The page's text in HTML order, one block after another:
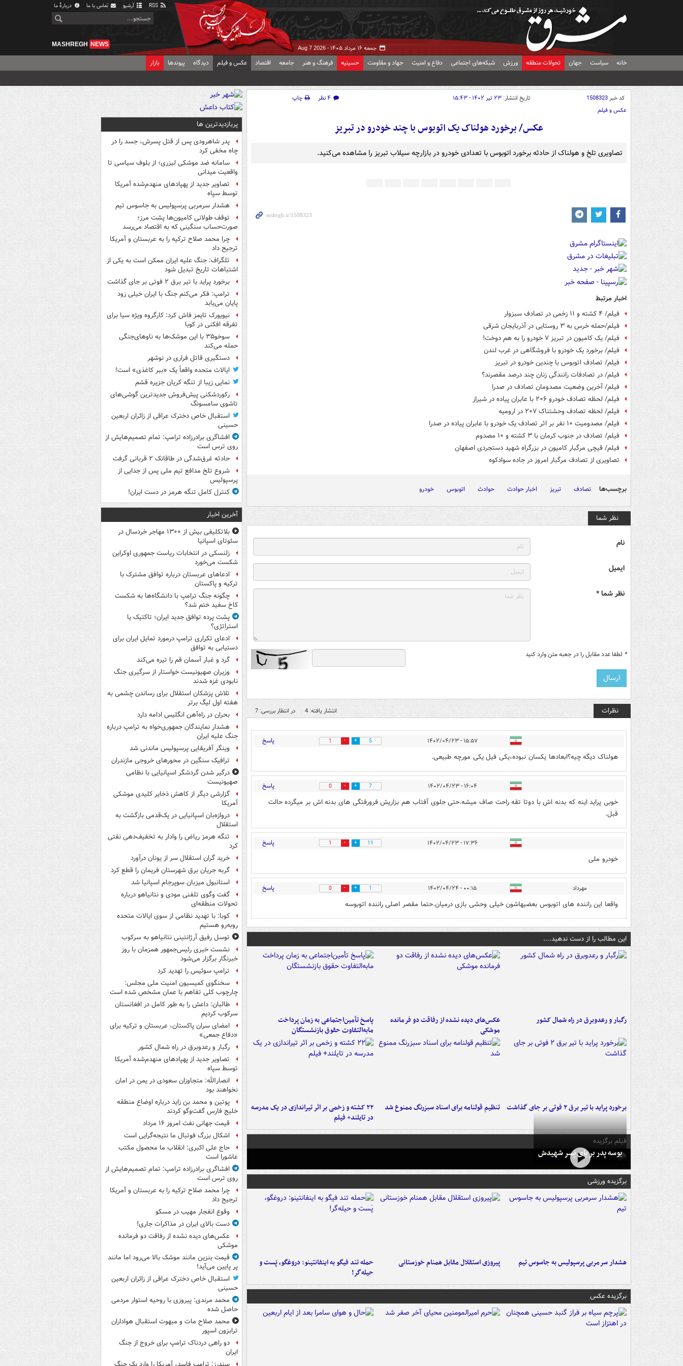
آرشیو تماس با ما دربارهٔ ما
جمعه ۱۶ مرداد ۱۴۰۵ - Aug 7 2026
MASHREGH NEWS
خانه سیاست جهان تحولات منطقه ورزش شبکه‌های اجتماعی دفاع و امنیت جهاد و مقاومت حسینیه فرهنگ و هنر جامعه اقتصاد عکس و فیلم دیدگاه پیوندها بازار
کد خبر1508323 تاریخ انتشار: ۲۳ تیر ۱۴۰۲ - ۱۵:۴۳ ۴ نظر
چاپ
عکس و فیلم
عکس/ برخورد هولناک یک اتوبوس با چند خودرو در تبریز
تصاویری تلخ و هولناک از حادثه برخورد اتوبوس با تعدادی خودرو در بازارچه سیلاب تبریز را مشاهده می‌کنید.
اخبار مرتبط
فیلم/ ۴ کشته و ۱۱ زخمی در تصادف سبزوار
فیلم/حمله خرس به ۳ روستایی در آذربایجان شرقی
فیلم/ یک کامیون در تبریز ۷ خودرو را به هم دوخت!
فیلم/ برخورد یک خودرو با فروشگاهی در غرب لندن
فیلم/ تصادف اتوبوس با چندین خودرو در تبریز
فیلم/ در تصادفات رانندگی زنان چند درصد مقصرند؟
فیلم/ آخرین وضعیت مصدومان تصادف در صدرا
فیلم/ لحظه تصادف خودرو ۲۰۶ با عابران پیاده در شیراز
فیلم/ لحظه تصادف وحشتناک ۲۰۷ در ارومیه
فیلم/ مصدومیت ۱۰ نفر بر اثر تصادف یک خودرو با عابران پیاده در صدرا
فیلم/ تصادف در جنوب کرمان با ۳ کشته و ۱۰ مصدوم
فیلم/ قیچی مرگبار کامیون در بزرگراه شهید دستجردی اصفهان
تصاویری از تصادف مرگبار امروز در جاده سوادکوه
برچسب‌ها تصادف تبریز اخبار حوادث حوادث اتوبوس خودرو
نظر شما
نام
ایمیل
نظر شما *
* لطفا عدد مقابل را در جعبه متن وارد کنید
نظرات انتشار یافته: 4 در انتظار بررسی: 7
۱۵:۵۷ - ۱۴۰۲/۰۴/۲۳ 5
1 پاسخ
هولناک دیگه چیه؟ابعادها یکسان نبوده،یکی فیل یکی مورچه طبیعی.
۱۶:۰۴ - ۱۴۰۲/۰۴/۲۳ 7
0 پاسخ
خوبی پراید اینه که بدنه اش با دوتا تقه راحت صاف میشه.حتی جلوی آفتاب هم بزاریش فرورفتگی های بدنه اش بر میگرده حالت
قبل.
۱۷:۳۶ - ۱۴۰۲/۰۴/۲۳ 11
1 پاسخ
خودرو ملی
مهرداد ۰۰:۱۵ - ۱۴۰۲/۰۴/۲۴ 1
0 پاسخ
واقعا این راننده های اتوبوس بعضیهاشون خیلی وحشی بازی درمیان.حتما مقصر اصلی راننده اتوبوسه
این مطالب را از دست ندهید....
رگبار و رعدوبرق در راه شمال کشور
عکس‌های دیده نشده از رفاقت دو فرمانده‌
موشکی
پاسخ تأمین‌اجتماعی به زمان پرداخت
مابه‌التفاوت حقوق بازنشستگان
برخورد پراید با تیر برق ۲ فوتی بر جای گذاشت تنظیم قولنامه برای اسناد سبزرنگ ممنوع شد
۲۲ کشته و زخمی بر اثر تیراندازی در یک مدرسه
در تایلند+ فیلم
فیلم برگزیده
بوسه‌ پدر بر پای پسر شهیدش
برگزیده ورزشی
هشدار سرمربی پرسپولیس به جاسوس تیم پیروزی استقلال مقابل همنام خوزستانی
حمله تند فیگو به اینفانتینو: دروغگو، پَست‌ و
حیله‌گر!
برگزیده عکس
پربازدیدترین ها
پدر شاهرودی پس از قتل پسرش، جسد را در
چاه مخفی کرد
سامانه ضد موشکی لیزری؛ از بلوف سیاسی تا
واقعیت میدانی
تصاویر جدید از پهپادهای منهدم‌شده آمریکا
توسط سپاه
هشدار سرمربی پرسپولیس به جاسوس تیم
توقف طولانی کامیون‌ها پشت مرز؛
صورت‌حساب سنگینی که به اقتصاد می‌رسد
چرا محمد صلاح ترکیه را به عربستان و آمریکا
ترجیح داد
تلگراف: جنگ علیه ایران ممکن است به یکی از
اشتباهات تاریخ تبدیل شود
برخورد پراید با تیر برق ۲ فوتی بر جای گذاشت
ترامپ: فکر می‌کنم جنگ با ایران خیلی زود
پایان می‌یابد
نیویورک تایمز فاش کرد: کارگروه ویژه سیا برای
تفرقه افکنی در کوبا
سوخو۳۵ با این موشک‌ها به ناوهای‌جنگی
حمله می‌کند
دستگیری قاتل فراری در نوشهر
ایالات متحده واقعاً یک «ببر کاغذی» است!
نمایی زیبا از تنگه کریان جزیره قشم
رکوردشکنی پیش‌فروش جدیدترین گوشی‌های
تاشوی سامسونگ
استقبال خاص دخترک عراقی از زائران اربعین
حسینی
افشاگری برادرزاده ترامپ: تمام تصمیم‌هایش از
روی ترس است
حادثه غرق‌شدگی در طاقانک ۲ قربانی گرفت
شروع تلخ مدافع تیم ملی پس از جدایی از
پرسپولیس
کنترل کامل تنگه هرمز در دست ایران!
آخرین اخبار
بلاتکلیفی بیش از ۱۳۰۰ مهاجر خردسال در
سئوتای اسپانیا
زلنسکی در انتخابات ریاست جمهوری اوکراین
شکست می‌خورد
ادعاهای عربستان درباره توافق مشترک با
ترکیه و پاکستان
چگونه جنگ ترامپ با دانشگاه‌ها به شکست
کاخ سفید ختم شد؟
پشت پرده توافق جدید ایران؛ تاکتیک یا
استراتژی؟
ادعای تکراری ترامپ درمورد تمایل ایران برای
دستیابی به توافق
گرد و غبار آسمان قم را تیره می‌کند
وزیران صهیونیست خواستار از سرگیری جنگ
نابودی غزه شدند
تلاش پزشکان استقلال برای رساندن چشمی به
هفته اول لیگ برتر
بحران در راه‌آهن انگلیس ادامه دارد
هشدار نمایندگان جمهوری‌خواه به ترامپ درباره
جنگ علیه ایران
وینگر آفریقایی پرسپولیس ماندنی شد
ترافیک سنگین در محورهای خروجی مازندران
درگیر شدن گردشگر اسپانیایی با نظامی
صهیونیست
گزارشی دیگر از کاهش ذخایر کلیدی موشکی
آمریکا
دروازه‌بان اسپانیایی در یک‌قدمی بازگشت به
استقلال
تنگه هرمز ریاض را وادار به تخفیف‌دهی نفتی
کرد
خرید گران استقلال سر از یونان درآورد
گربه جریان برق شهرستان فریمان را قطع کرد
استانبول میزبان سوپرجام اسپانیا شد
گفت وگوی تلفنی مودی و نتانیاهو درباره
تحولات منطقه‌ای
کوبا: با تهدید نظامی از سوی ایالات متحده
روبه‌رو هستیم
توسل رفیق آرژانتینی نتانیاهو به سرکوب
نشست خبری رئیس‌جمهور همزمان با روز
خبرنگار برگزار می‌شود
ترامپ سوئیس را تهدید کرد
سخنگوی کمیسیون امنیت ملی مجلس:
چارچوب کلی تفاهم با عمان مشخص شده است
طالبان: داعش را به طور کامل در افغانستان
سرکوب کردیم
امضای سران پاکستان، عربستان و ترکیه برای
«دفاع جمعی»
رگبار و رعدوبرق در راه شمال کشور
تصاویر جدید از پهپادهای منهدم‌شده آمریکا
توسط سپاه
انصارالله: متجاوزان سعودی در یمن در امان
نخواهند بود
پوتین و محمد بن زاید درباره اوضاع منطقه
خلیج فارس گفت‌وگو کردند
قیمت جهانی نفت امروز ۱۶ مرداد
اشکال بزرگ فوتبال ما نتیجه‌گرایی است
حاج علی اکبری: انقلاب ما محصول مکتب
عاشورا است
افشاگری برادرزاده ترامپ: تمام تصمیم‌هایش از
روی ترس است
چرا محمد صلاح ترکیه را به عربستان و آمریکا
ترجیح داد
وقوع انفجار مهیب در مسکو
دست بالای ایران در مذاکرات جاری!
عکس‌های دیده نشده از رفاقت دو فرمانده‌
موشکی
قیمت بنزین مانند موشک بالا می‌رود اما مانند
پر پایین می‌آید!
استقبال خاص دخترک عراقی از زائران اربعین
حسینی
محمد مرندی: پیروزی با روحیه استوار مردمی
حاصل شده
محمد صلاح مات و مبهوت استقبال هواداران
ترابزون اسپور
دو راهی دردناک ترامپ برای خروج از جنگ
ایران